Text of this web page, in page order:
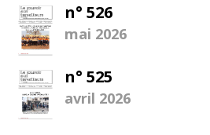
n° 526
mai 2026
n° 525
avril 2026